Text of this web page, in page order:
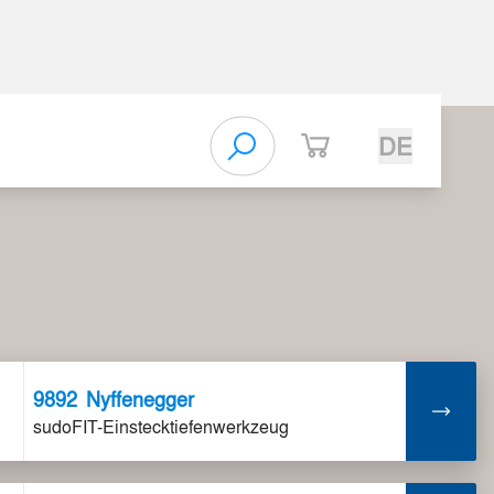
DE
9892 Nyffenegger
sudoFIT-Einstecktiefenwerkzeug